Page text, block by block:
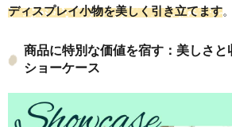
ディスプレイ小物を美しく引き立てます。
商品に特別な価値を宿す：美しさと
ショーケース